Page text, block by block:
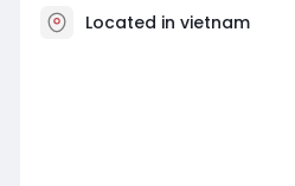
Located in vietnam